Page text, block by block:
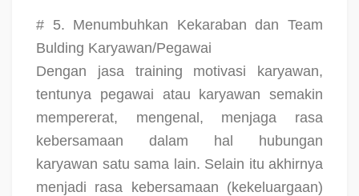
# 5. Menumbuhkan Kekaraban dan Team
Bulding Karyawan/Pegawai
Dengan jasa training motivasi karyawan,
tentunya pegawai atau karyawan semakin
mempererat, mengenal, menjaga rasa
kebersamaan dalam hal hubungan
karyawan satu sama lain. Selain itu akhirnya
menjadi rasa kebersamaan (kekeluargaan)